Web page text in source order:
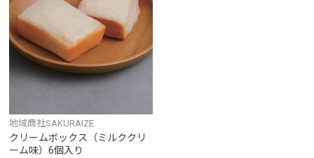
地域商社SAKURAIZE
クリームボックス（ミルククリ
ーム味）6個入り